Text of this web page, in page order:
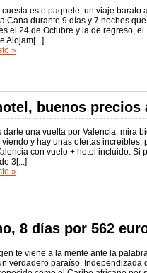
este paquete, un viaje barato
Cana durante 9 días y 7 noches
el 24 de Octubre y la de regreso,
Alojam[...]
»
buenos precios
darte una vuelta por Valencia, mira
viendo y hay unas ofertas increíbles,
con vuelo + hotel incluido. Si
3[...]
»
8 días por 562
te viene a la mente ante la
verdadero paraíso. Independizada